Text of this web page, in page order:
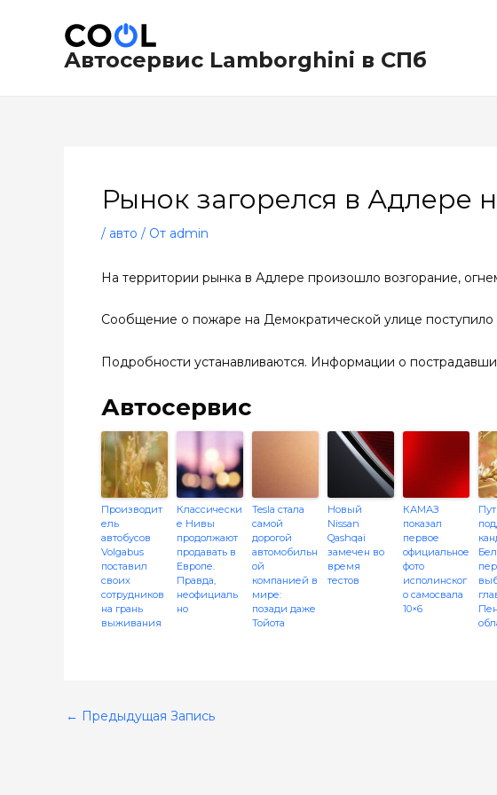
содержимомуАвтосервис Lamborghini в СПб
Рынок загорелся в Адлере
/ авто / От admin
На территории рынка в Адлере произошло возгорание,
Сообщение о пожаре на Демократической улице
Подробности устанавливаются. Информации о
Автосервис
Производит
ель
автобусов
Volgabus
поставил
своих
сотрудников
на грань
выживания
Классически
е Нивы
продолжают
продавать в
Европе.
Правда,
неофициаль
но
Tesla стала
самой
дорогой
автомобильн
ой
компанией в
мире:
позади даже
Тойота
Новый
Nissan
Qashqai
замечен во
время
тестов
КАМАЗ
показал
первое
официальное
фото
исполинског
о самосвала
10×6
по
записям
← Предыдущая Запись